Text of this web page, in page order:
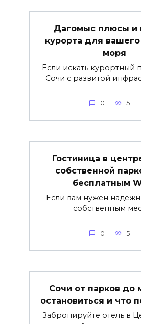
Дагомыс плюсы и
курорта для
моря
Если искать курортный
Сочи с развитой
0 5
Гостиница в
собственной
бесплатным
Если вам нужен
собственным
0 5
Сочи от парков до
остановиться и что
Забронируйте отель в